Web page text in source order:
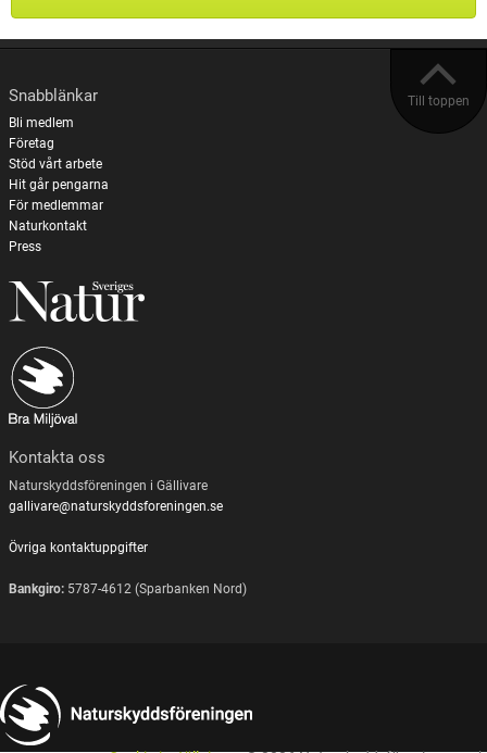
Till toppen
Snabblänkar
Bli medlem
Företag
Stöd vårt arbete
Hit går pengarna
För medlemmar
Naturkontakt
Press
Kontakta oss
Naturskyddsföreningen i Gällivare
gallivare@naturskyddsforeningen.se
Övriga kontaktuppgifter
Bankgiro:5787-4612 (Sparbanken Nord)